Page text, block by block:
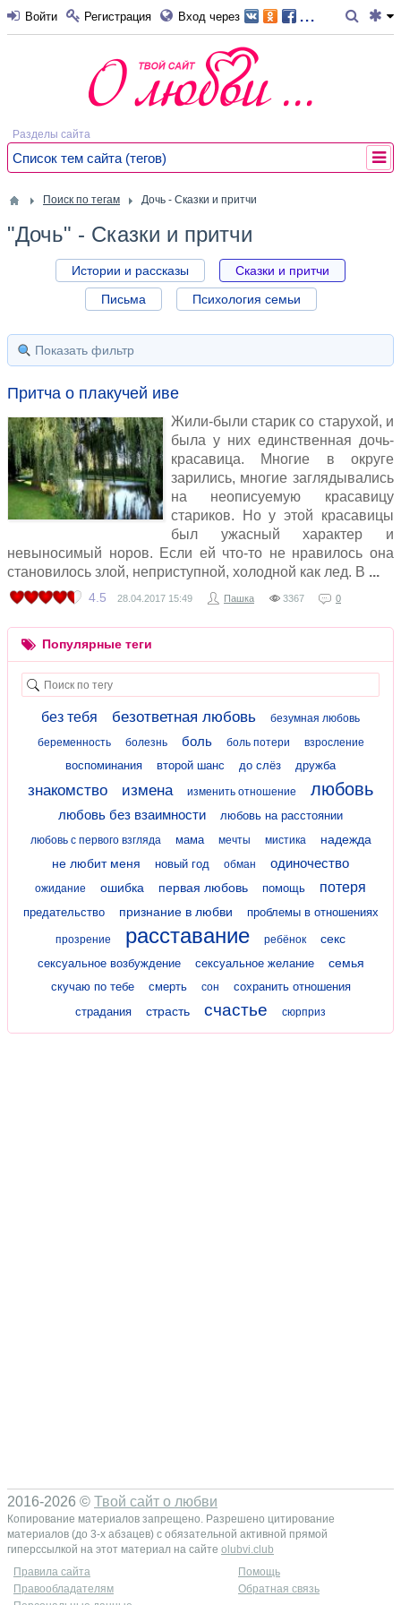
Войти Регистрация Вход через ...
Разделы сайта
Список тем сайта (тегов)
Поиск по тегам Дочь - Сказки и притчи
"Дочь" - Сказки и притчи
Истории и рассказы
Сказки и притчи
Письма
Психология семьи
Показать фильтр
Притча о плакучей иве
Жили-были старик со старухой, и
была у них единственная дочь-
красавица. Многие в округе
зарились, многие заглядывались
на неописуемую красавицу
стариков. Но у этой красавицы
был ужасный характер и
невыносимый норов. Если ей что-то не нравилось она
становилось злой, неприступной, холодной как лед. В
4.5 28.04.2017 15:49 Пашка 3367 0
Популярные теги
без тебя безответная любовь
безумная любовь
беременность
болезнь боль боль потери взросление
воспоминания второй шанс до слёз дружба
знакомство измена изменить отношение любовь
любовь без взаимности любовь на расстоянии
любовь с первого взгляда мама мечты мистика
надежда
не любит меня
новый год обман одиночество
ожидание ошибка первая любовь помощь потеря
предательство признание в любви проблемы в отношениях
прозрение расставание ребёнок секс
сексуальное возбуждение сексуальное желание семья
скучаю по тебе смерть сон
сохранить отношения
страдания
страсть счастье сюрприз
2016-2026 © Твой сайт о любви
Копирование материалов запрещено. Разрешено цитирование
материалов (до 3-х абзацев) с обязательной активной прямой
гиперссылкой на этот материал на сайте olubvi.club
Правила сайта
Помощь
Правообладателям
Обратная связь